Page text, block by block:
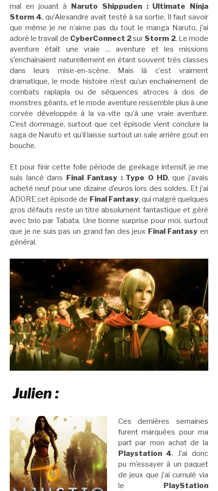
mal en jouant à Naruto Shippuden : Ultimate Ninja
Storm 4, qu’Alexandre avait testé à sa sortie. Il faut savoir
que même je ne n’aime pas du tout le manga Naruto, j’ai
adoré le travail de CyberConnect 2sur Storm 2. Le mode
aventure était une vraie … aventure et les missions
s’enchaînaient naturellement en étant souvent très classes
dans leurs mise-en-scène. Mais là c’est vraiment
dramatique, le mode histoire n’est qu’un enchaînement de
combats raplapla ou de séquences atroces à dos de
monstres géants, et le mode aventure ressemble plus à une
corvée développée à la va-vite qu’à une vraie aventure.
C’est dommage, surtout que cet épisode vient conclure la
saga de Naruto et qu’il laisse surtout un sale arrière gout en
bouche.
Et pour finir cette folle période de geekage intensif, je me
suis lancé dans
Final Fantasy : Type 0 HD, que j’avais
acheté neuf pour une dizaine d’euros lors des soldes. Et j’ai
ADORE cet épisode de Final Fantasy, qui malgré quelques
gros défauts reste un titre absolument fantastique et géré
avec brio par Tabata. Une bonne surprise pour moi, surtout
que je ne suis pas un grand fan des jeux Final Fantasy en
général.
Julien :
Ces dernières semaines
furent marquées pour ma
part par mon achat de la
Playstation 4. J’ai donc
pu m’essayer à un paquet
de jeux que j’ai cumulé via
le PlayStation